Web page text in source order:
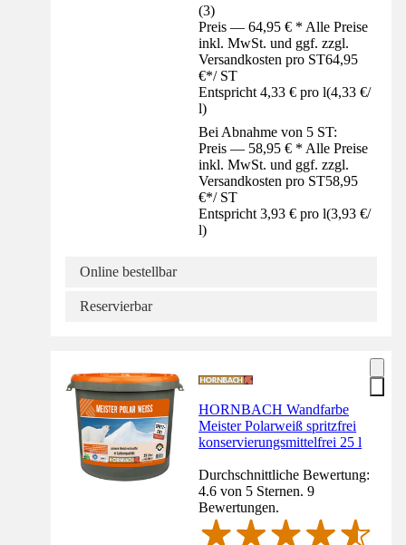
(3)
Preis — 64,95 € * Alle Preise
inkl. MwSt. und ggf. zzgl.
Versandkosten pro ST64,95
€*/ ST
Entspricht 4,33 € pro l(4,33 €/
l)
Bei Abnahme von 5 ST:
Preis — 58,95 € * Alle Preise
inkl. MwSt. und ggf. zzgl.
Versandkosten pro ST58,95
€*/ ST
Entspricht 3,93 € pro l(3,93 €/
l)
Online bestellbar
Reservierbar
HORNBACH Wandfarbe
Meister Polarweiß spritzfrei
konservierungsmittelfrei 25 l
Durchschnittliche Bewertung:
4.6 von 5 Sternen. 9
Bewertungen.